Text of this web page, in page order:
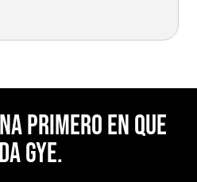
primero en Que
Gye.